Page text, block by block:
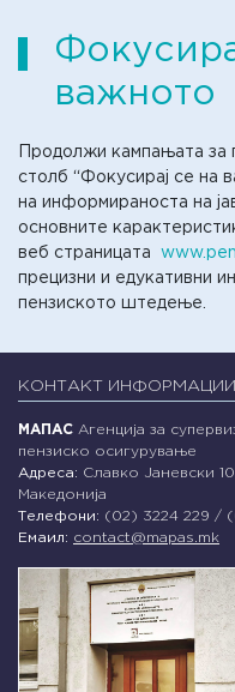
важното
Продолжи кампањата за
столб “Фокусирај се на
на информираноста на
основните
веб страницата
прецизни и едукативни
пензиското штедење.
КОНТАКТ ИНФОРМАЦИИ
МАПАС Агенција за
пензиско осигурување
Адреса: Славко Јаневски
Македонија
Телефони: (02) 3224 229 /
Емаил: contact@mapas.mk